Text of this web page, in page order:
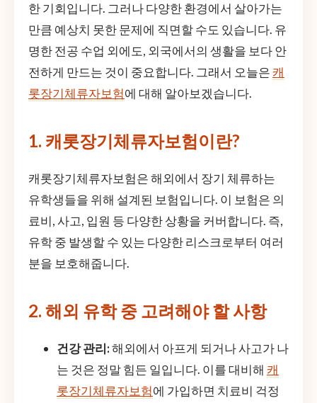
한 기회입니다. 그러나 다양한 환경에서 살아가는
만큼 예상치 못한 문제에 직면할 수도 있습니다. 유
명한 전공 수업 외에도, 외국에서의 생활을 보다 안
전하게 만드는 것이 중요합니다. 그래서 오늘은 캐
롯장기체류자보험에 대해 알아보겠습니다.
1. 캐롯장기체류자보험이란?
캐롯장기체류자보험은 해외에서 장기 체류하는
유학생들을 위해 설계된 보험입니다. 이 보험은 의
료비, 사고, 입원 등 다양한 상황을 커버합니다. 즉,
유학 중 발생할 수 있는 다양한 리스크로부터 여러
분을 보호해줍니다.
2. 해외 유학 중 고려해야 할 사항
건강 관리:해외에서 아프게 되거나 사고가 나
는 것은 정말 힘든 일입니다. 이를 대비해 캐
롯장기체류자보험에 가입하면 치료비 걱정